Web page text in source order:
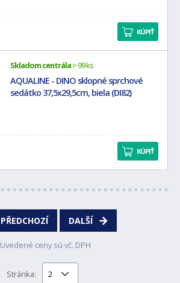
KÚPIŤ
Skladom centrála> 99 ks
AQUALINE - DINO sklopné sprchové
sedátko 37,5x29,5cm, biela (DI82)
KÚPIŤ
PŘEDCHOZÍ DALŠÍ
Uvedené ceny sú vč. DPH
Stránka: